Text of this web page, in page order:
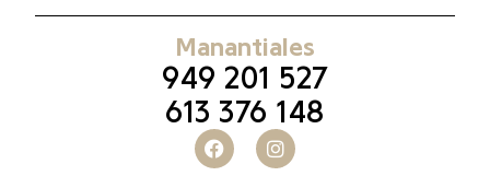
Manantiales
949 201 527
613 376 148